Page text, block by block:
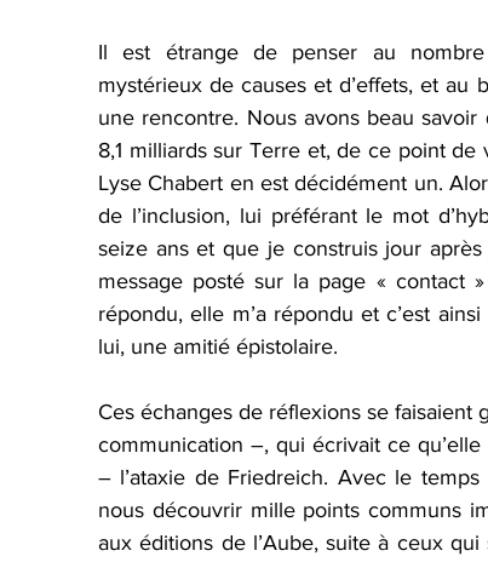
Il est étrange de penser au nombre
mystérieux de causes et d’effets, et au
une rencontre. Nous avons beau
8,1 milliards sur Terre et, de ce point
Lyse Chabert en est décidément un.
de l’inclusion, lui préférant le mot
seize ans et que je construis jour
message posté sur la page « contact
répondu, elle m’a répondu et c’est
lui, une amitié épistolaire.
Ces échanges de réflexions se faisaient
communication –, qui écrivait ce
– l’ataxie de Friedreich. Avec le
nous découvrir mille points communs
aux éditions de l’Aube, suite à ceux